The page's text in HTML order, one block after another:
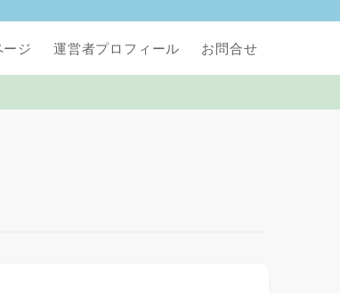
ージ 運営者プロフィール お問合せ